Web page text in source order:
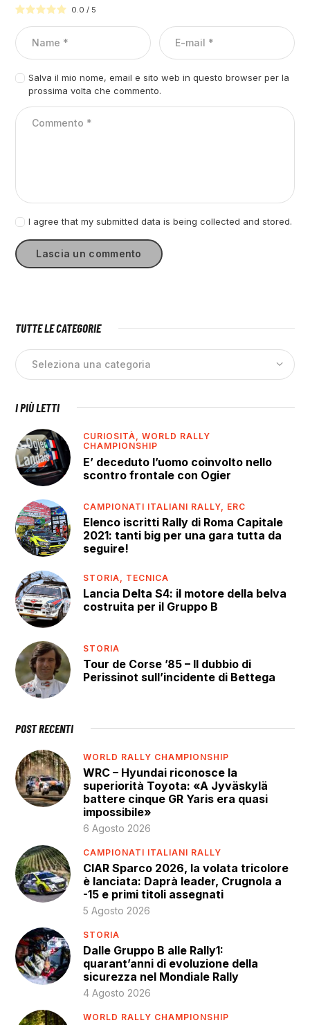
0.0 / 5
Salva il mio nome, email e sito web in questo browser per la
prossima volta che commento.
I agree that my submitted data is being collected and stored.
TUTTE LE CATEGORIE
I PIÙ LETTI
CURIOSITÀ,WORLD RALLY
CHAMPIONSHIP
E’ deceduto l’uomo coinvolto nello
scontro frontale con Ogier
CAMPIONATI ITALIANI RALLY, ERC
Elenco iscritti Rally di Roma Capitale
2021: tanti big per una gara tutta da
seguire!
STORIA, TECNICA
Lancia Delta S4: il motore della belva
costruita per il Gruppo B
STORIA
Tour de Corse ’85 – Il dubbio di
Perissinot sull’incidente di Bettega
POST RECENTI
WORLD RALLY CHAMPIONSHIP
WRC – Hyundai riconosce la
superiorità Toyota: «A Jyväskylä
battere cinque GR Yaris era quasi
impossibile»
6 Agosto 2026
CAMPIONATI ITALIANI RALLY
CIAR Sparco 2026, la volata tricolore
è lanciata: Daprà leader, Crugnola a
-15 e primi titoli assegnati
5 Agosto 2026
STORIA
Dalle Gruppo B alle Rally1:
quarant’anni di evoluzione della
sicurezza nel Mondiale Rally
4 Agosto 2026
WORLD RALLY CHAMPIONSHIP